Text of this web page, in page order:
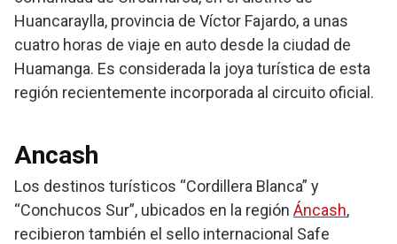
Huancaraylla, provincia de Víctor Fajardo, a unas
cuatro horas de viaje en auto desde la ciudad de
Huamanga. Es considerada la joya turística de esta
región recientemente incorporada al circuito oficial.
Ancash
Los destinos turísticos “Cordillera Blanca” y
“Conchucos Sur”, ubicados en la región Áncash,
recibieron también el sello internacional Safe